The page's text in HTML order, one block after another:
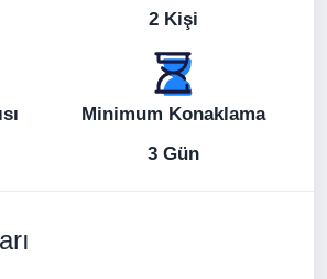
2 Kişi
Minimum Konaklama
3 Gün